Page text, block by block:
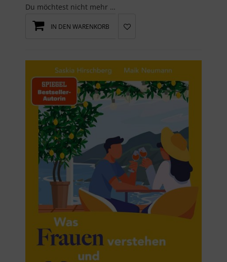
Du möchtest nicht mehr streiten, sondern gelassener kommunizieren? Doch es fällt dir im Gespräch ...
IN DEN WARENKORB